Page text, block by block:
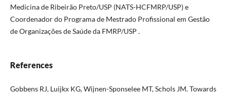
Medicina de Ribeirão Preto/USP (NATS-HCFMRP/USP) e
Coordenador do Programa de Mestrado Profissional em Gestão
de Organizações de Saúde da FMRP/USP .
References
Gobbens RJ, Luijkx KG, Wijnen-Sponselee MT, Schols JM. Towards